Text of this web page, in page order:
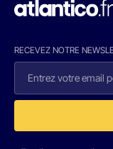
RECEVEZ NOTRE